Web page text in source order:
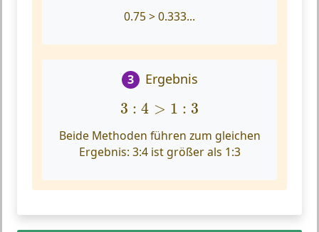
0.75 > 0.333...
3 Ergebnis
3 : 4 > 1 : 3
3 :4 > 1: 3
Beide Methoden führen zum gleichen
Ergebnis: 3:4 ist größer als 1:3